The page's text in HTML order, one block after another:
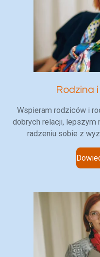
Rodzina
Wspieram rodziców i
dobrych relacji, lepszym
radzeniu sobie z